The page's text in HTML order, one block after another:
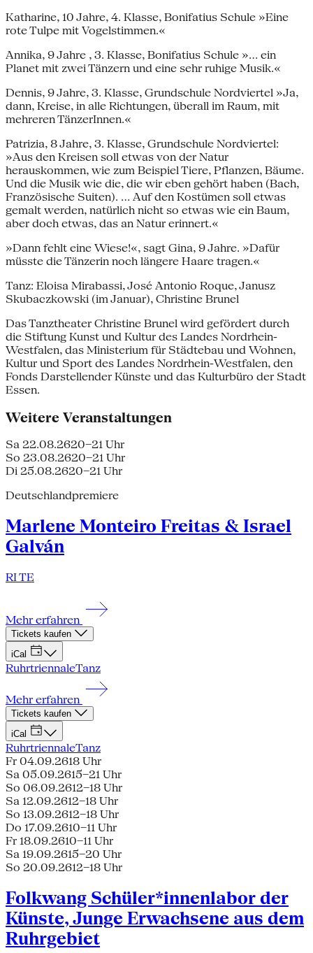
Katharine, 10 Jahre, 4. Klasse, Bonifatius Schule »Eine
rote Tulpe mit Vogelstimmen.«
Annika, 9 Jahre , 3. Klasse, Bonifatius Schule »... ein
Planet mit zwei Tänzern und eine sehr ruhige Musik.«
Dennis, 9 Jahre, 3. Klasse, Grundschule Nordviertel »Ja,
dann, Kreise, in alle Richtungen, überall im Raum, mit
mehreren TänzerInnen.«
Patrizia, 8 Jahre, 3. Klasse, Grundschule Nordviertel:
»Aus den Kreisen soll etwas von der Natur
herauskommen, wie zum Beispiel Tiere, Pflanzen, Bäume.
Und die Musik wie die, die wir eben gehört haben (Bach,
Französische Suiten). ... Auf den Kostümen soll etwas
gemalt werden, natürlich nicht so etwas wie ein Baum,
aber doch etwas, das an Natur erinnert.«
»Dann fehlt eine Wiese!«, sagt Gina, 9 Jahre. »Dafür
müsste die Tänzerin noch längere Haare tragen.«
Tanz: Eloisa Mirabassi, José Antonio Roque, Janusz
Skubaczkowski (im Januar), Christine Brunel
Das Tanztheater Christine Brunel wird gefördert durch
die Stiftung Kunst und Kultur des Landes Nordrhein-
Westfalen, das Ministerium für Städtebau und Wohnen,
Kultur und Sport des Landes Nordrhein-Westfalen, den
Fonds Darstellender Künste und das Kulturbüro der Stadt
Essen.
Weitere Veranstaltungen
Sa 22.08.2620–21 Uhr
So 23.08.2620–21 Uhr
Di 25.08.2620–21 Uhr
Deutschlandpremiere
Marlene Monteiro Freitas & Israel
Galván
RI TE
Mehr erfahren
Tickets kaufen
iCal
RuhrtriennaleTanz
Mehr erfahren
Tickets kaufen
iCal
RuhrtriennaleTanz
Fr 04.09.2618 Uhr
Sa 05.09.2615–21 Uhr
So 06.09.2612–18 Uhr
Sa 12.09.2612–18 Uhr
So 13.09.2612–18 Uhr
Do 17.09.2610–11 Uhr
Fr 18.09.2610–11 Uhr
Sa 19.09.2615–20 Uhr
So 20.09.2612–18 Uhr
Folkwang Schüler*innenlabor der
Künste, Junge Erwachsene aus dem
Ruhrgebiet